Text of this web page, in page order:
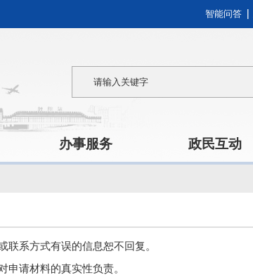
智能问答
办事服务 政民互动
联系方式有误的信息恕不回复。
申请材料的真实性负责。